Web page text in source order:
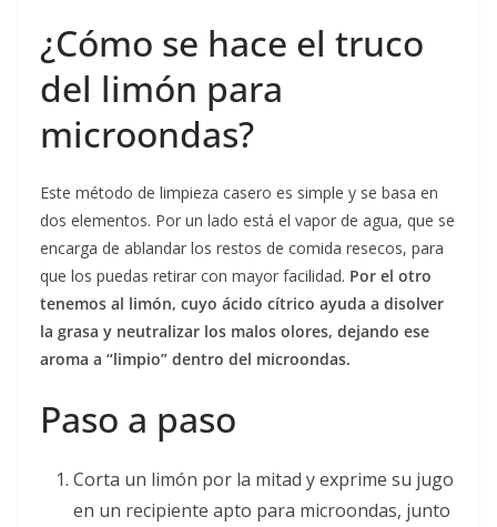
¿Cómo se hace el truco
del limón para
microondas?
Este método de limpieza casero es simple y se basa en
dos elementos. Por un lado está el vapor de agua, que se
encarga de ablandar los restos de comida resecos, para
que los puedas retirar con mayor facilidad. Por el otro
tenemos al limón, cuyo ácido cítrico ayuda a disolver
la grasa y neutralizar los malos olores, dejando ese
aroma a “limpio” dentro del microondas.
Paso a paso
Corta un limón por la mitad y exprime su jugo
en un recipiente apto para microondas, junto